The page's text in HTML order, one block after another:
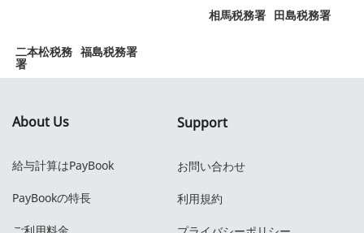
相馬税務署 田島税務署
二本松税務
署
福島税務署
About Us
給与計算はPayBook
PayBookの特長
Support
お問い合わせ
利用規約